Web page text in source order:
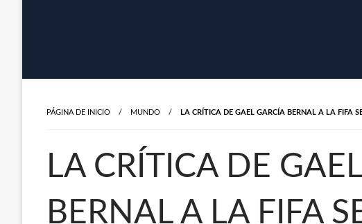
PÁGINA DE INICIO MUNDO LA CRÍTICA DE GAEL GARCÍA BERNAL A LA FIFA
LA CRÍTICA DE
BERNAL A LA FIFA